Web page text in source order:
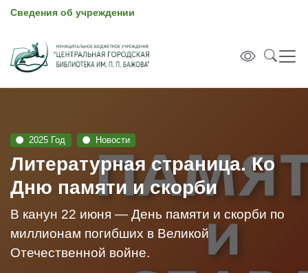
Сведения об учреждении
2025 Год Новости
Литературная страница. Ко
Дню памяти и скорби
В канун 22 июня — День памяти и скорби по
миллионам погибших в Великой
Отечественной войне.